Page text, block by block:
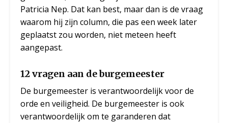
Patricia Nep. Dat kan best, maar dan is de vraag
waarom hij zijn column, die pas een week later
geplaatst zou worden, niet meteen heeft
aangepast.
12 vragen aan de burgemeester
De burgemeester is verantwoordelijk voor de
orde en veiligheid. De burgemeester is ook
verantwoordelijk om te garanderen dat